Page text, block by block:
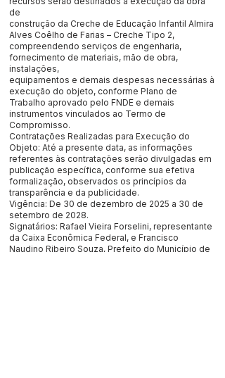
de
construção da Creche de Educação Infantil Almira
Alves Coêlho de Farias – Creche Tipo 2,
compreendendo serviços de engenharia,
fornecimento de materiais, mão de obra,
instalações,
equipamentos e demais despesas necessárias à
execução do objeto, conforme Plano de
Trabalho aprovado pelo FNDE e demais
instrumentos vinculados ao Termo de
Compromisso.
Contratações Realizadas para Execução do
Objeto: Até a presente data, as informações
referentes às contratações serão divulgadas em
publicação específica, conforme sua efetiva
formalização, observados os princípios da
transparência e da publicidade.
Vigência: De 30 de dezembro de 2025 a 30 de
setembro de 2028.
Signatários: Rafael Vieira Forselini, representante
da Caixa Econômica Federal, e Francisco
Naudino Ribeiro Souza, Prefeito do Município de